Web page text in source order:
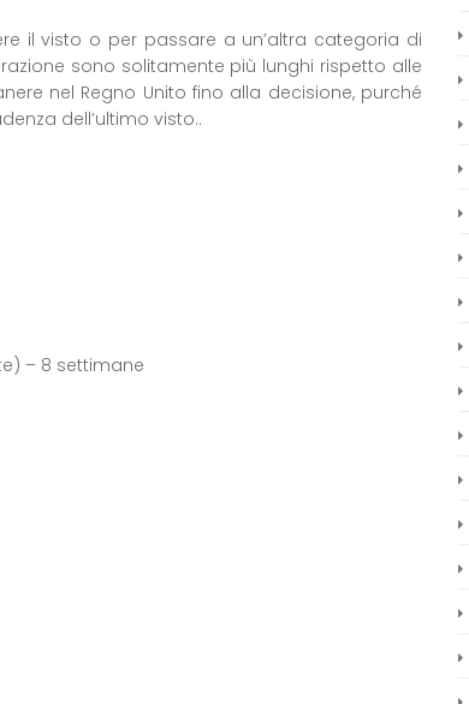
il visto o per passare a un’altra categoria di
sono solitamente più lunghi rispetto alle
nel Regno Unito fino alla decisione, purché
dell’ultimo visto..
– 8 settimane